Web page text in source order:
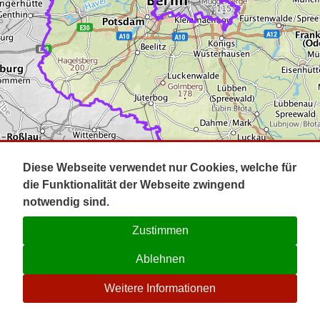
Impressum
Kontakt
☉
Diese Webseite verwendet nur Cookies, welche für
die Funktionalität der Webseite zwingend
notwendig sind.
Zustimmen
Ablehnen
Weitere Informationen